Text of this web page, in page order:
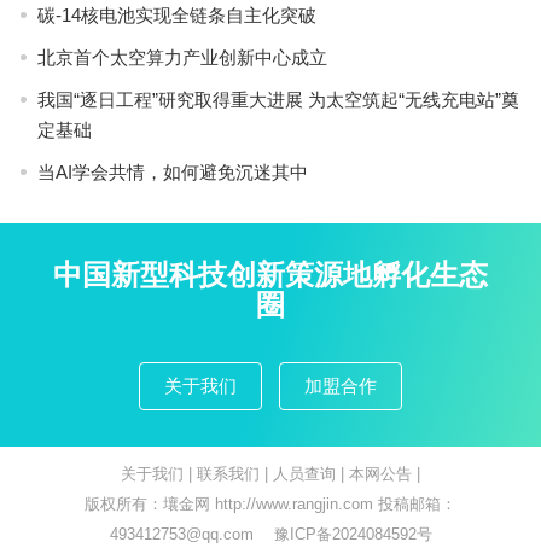
碳-14核电池实现全链条自主化突破
北京首个太空算力产业创新中心成立
我国“逐日工程”研究取得重大进展 为太空筑起“无线充电站”奠
定基础
当AI学会共情，如何避免沉迷其中
中国新型科技创新策源地孵化生态
圈
关于我们 加盟合作
关于我们 联系我们 人员查询 本网公告
版权所有：壤金网 http://www.rangjin.com 投稿邮箱：
493412753@qq.com 豫ICP备2024084592号